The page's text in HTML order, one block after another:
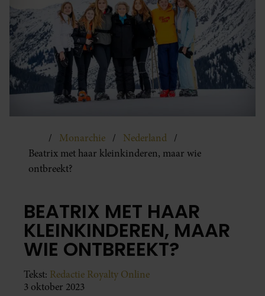
Monarchie
Nederland
Beatrix met haar kleinkinderen, maar wie
ontbreekt?
BEATRIX MET HAAR
KLEINKINDEREN, MAAR
WIE ONTBREEKT?
Tekst: Redactie Royalty Online
3 oktober 2023